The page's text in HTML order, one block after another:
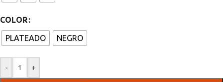
COLOR
PLATEADO NEGRO
- +